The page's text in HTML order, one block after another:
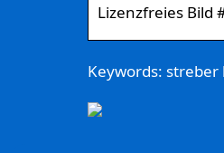
Lizenzfreies Bild
Keywords: streber